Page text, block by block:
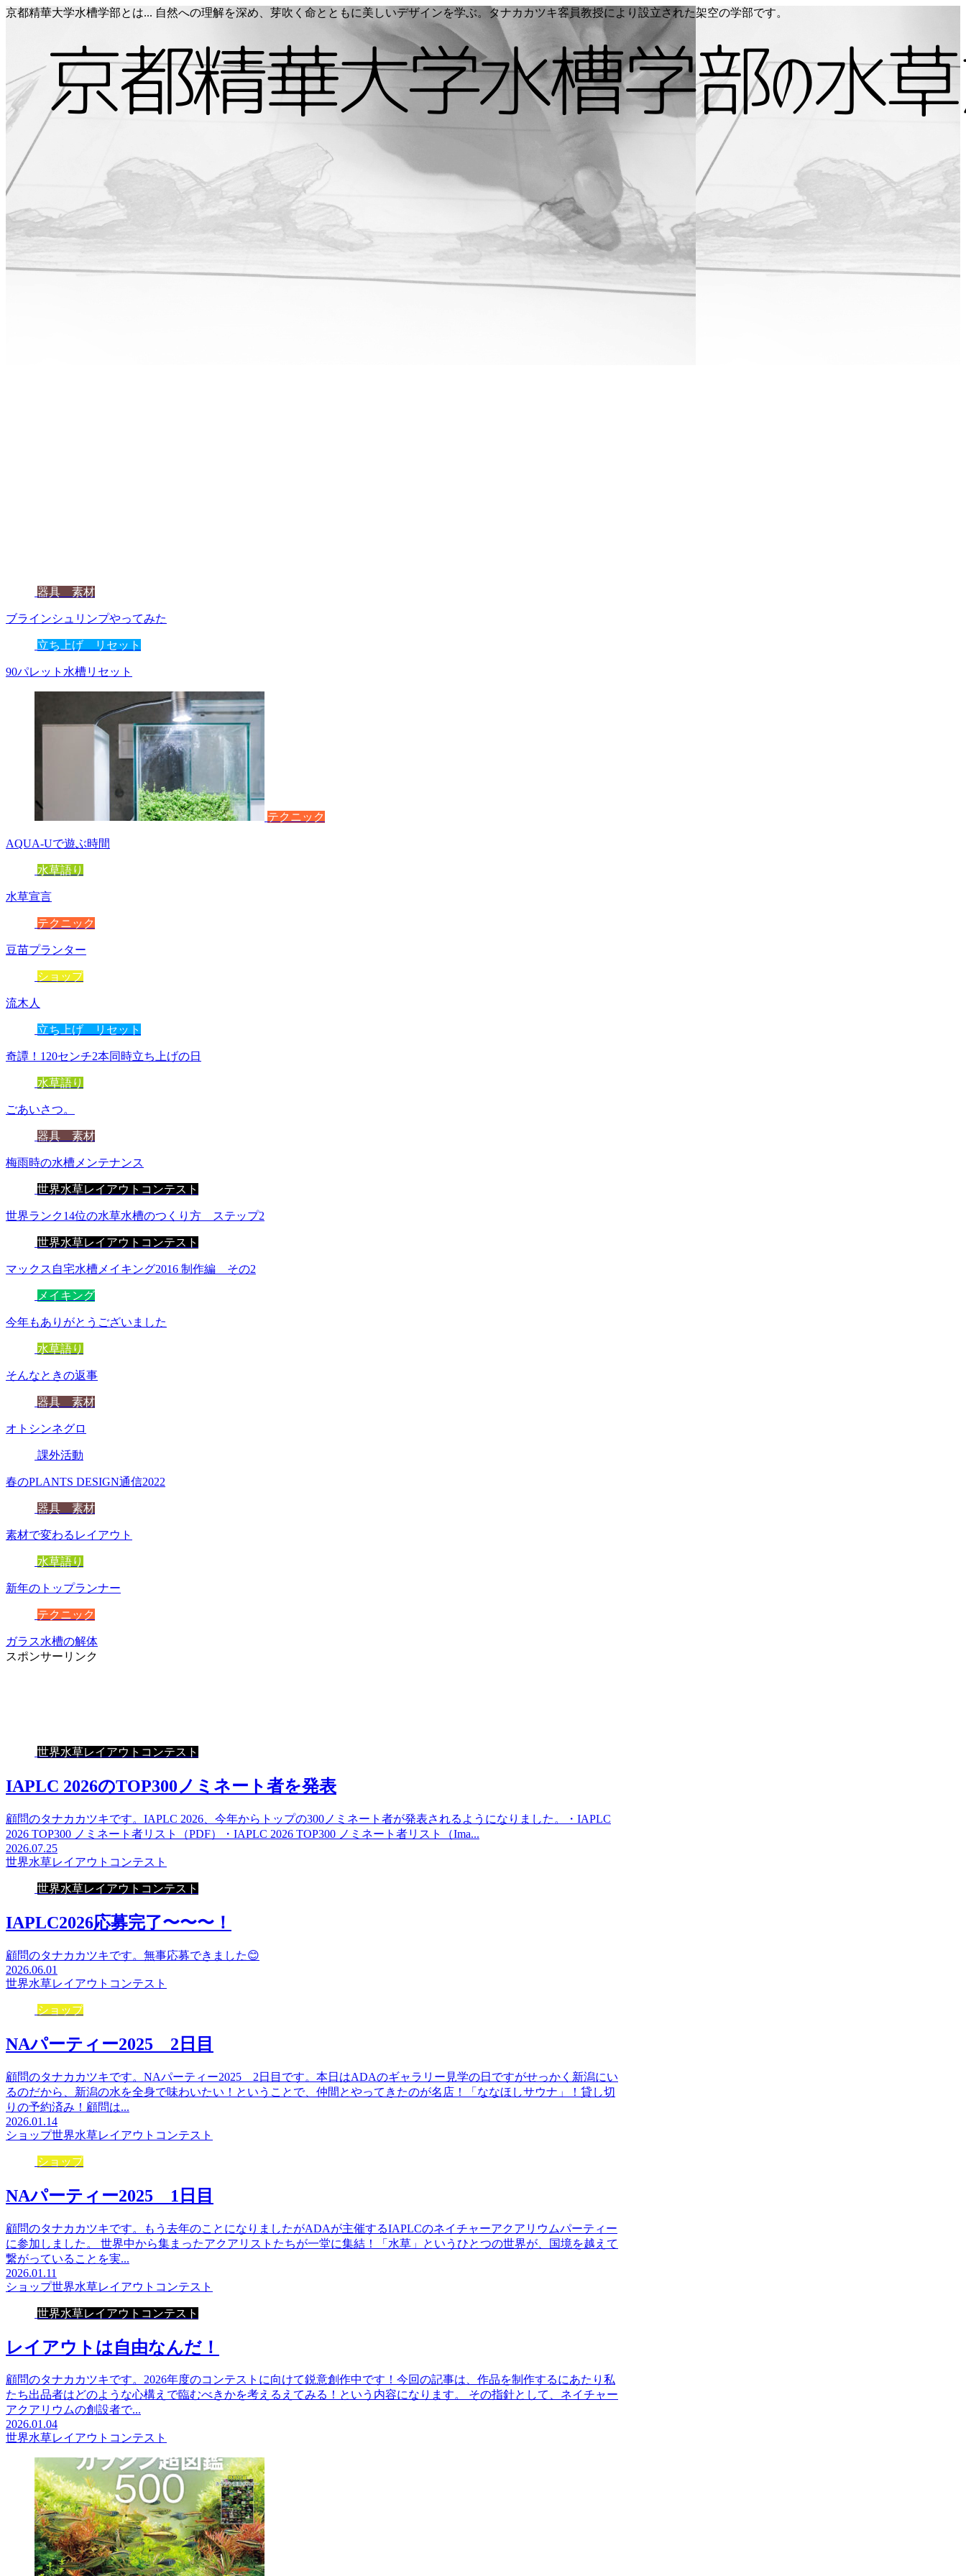
京都精華大学水槽学部とは... 自然への理解を深め、芽吹く命とともに美しいデザインを学ぶ。タナカカツキ客員教授により設立された架空の学部です。
器具 素材
ブラインシュリンプやってみた
立ち上げ リセット
90パレット水槽リセット
テクニック
AQUA-Uで遊ぶ時間
水草語り
水草宣言
テクニック
豆苗プランター
ショップ
流木人
立ち上げ リセット
奇譚！120センチ2本同時立ち上げの日
水草語り
ごあいさつ。
器具 素材
梅雨時の水槽メンテナンス
世界水草レイアウトコンテスト
世界ランク14位の水草水槽のつくり方 ステップ2
世界水草レイアウトコンテスト
マックス自宅水槽メイキング2016 制作編 その2
メイキング
今年もありがとうございました
水草語り
そんなときの返事
器具 素材
オトシンネグロ
課外活動
春のPLANTS DESIGN通信2022
器具 素材
素材で変わるレイアウト
水草語り
新年のトップランナー
テクニック
ガラス水槽の解体
スポンサーリンク
世界水草レイアウトコンテスト
IAPLC 2026のTOP300ノミネート者を発表
顧問のタナカカツキです。IAPLC 2026、今年からトップの300ノミネート者が発表されるようになりました。・IAPLC
2026 TOP300 ノミネート者リスト（PDF）・IAPLC 2026 TOP300 ノミネート者リスト（Ima...
2026.07.25
世界水草レイアウトコンテスト
世界水草レイアウトコンテスト
IAPLC2026応募完了〜〜〜！
顧問のタナカカツキです。無事応募できました😊
2026.06.01
世界水草レイアウトコンテスト
ショップ
NAパーティー2025 2日目
顧問のタナカカツキです。NAパーティー2025 2日目です。本日はADAのギャラリー見学の日ですがせっかく新潟にい
るのだから、新潟の水を全身で味わいたい！ということで、仲間とやってきたのが名店！「ななほしサウナ」！貸し切
りの予約済み！顧問は...
2026.01.14
ショップ世界水草レイアウトコンテスト
ショップ
NAパーティー2025 1日目
顧問のタナカカツキです。もう去年のことになりましたがADAが主催するIAPLCのネイチャーアクアリウムパーティー
に参加しました。 世界中から集まったアクアリストたちが一堂に集結！「水草」というひとつの世界が、国境を越えて
繋がっていることを実...
2026.01.11
ショップ世界水草レイアウトコンテスト
世界水草レイアウトコンテスト
レイアウトは自由なんだ！
顧問のタナカカツキです。2026年度のコンテストに向けて鋭意創作中です！今回の記事は、作品を制作するにあたり私
たち出品者はどのような心構えで臨むべきかを考えるえてみる！という内容になります。 その指針として、ネイチャー
アクアリウムの創設者で...
2026.01.04
世界水草レイアウトコンテスト